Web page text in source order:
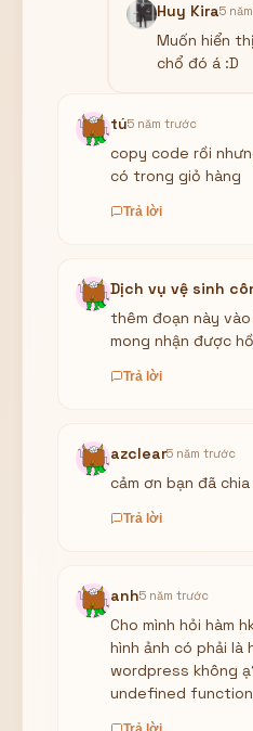
Huy Kira5
Muốn hiển
chổ đó á :D
tú5 năm trước
copy code rồi
có trong giỏ hàng
Trả lời
Dịch vụ vệ sinh
thêm đoạn này
mong nhận được
Trả lời
azclear5 năm trước
cảm ơn bạn đã
Trả lời
anh5 năm trước
Cho mình hỏi hàm
hình ảnh có phải là
wordpress không
undefined